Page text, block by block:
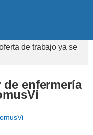
de trabajo ya se
enfermería